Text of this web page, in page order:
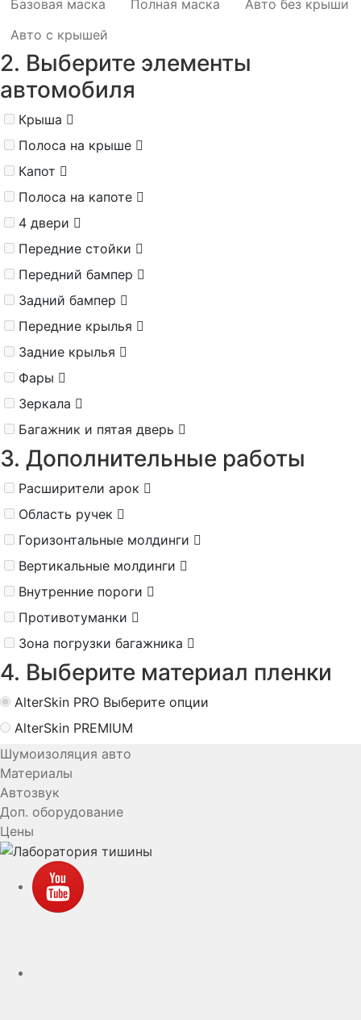
Базовая маска Полная маска
Авто без крыши
Авто с крышей
2. Выберите элементы
автомобиля
Крыша
Полоса на крыше
Капот
Полоса на капоте
4 двери
Передние стойки
Передний бампер
Задний бампер
Передние крылья
Задние крылья
Фары
Зеркала
Багажник и пятая дверь
3. Дополнительные работы
Расширители арок
Область ручек
Горизонтальные молдинги
Вертикальные молдинги
Внутренние пороги
Противотуманки
Зона погрузки багажника
4. Выберите материал пленки
AlterSkin PRO Выберите опции
AlterSkin PREMIUM
Шумоизоляция авто
Материалы
Автозвук
Доп. оборудование
Цены